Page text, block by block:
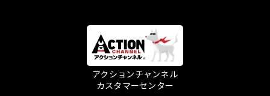
アクションチャンネル
カスタマーセンター